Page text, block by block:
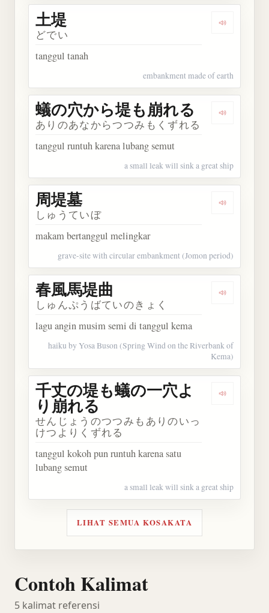
Dengarkan
土堤
どでい
tanggul tanah
embankment made of earth
Dengarkan
蟻の穴から堤も崩れる
ありのあなからつつみもくずれる
tanggul runtuh karena lubang semut
a small leak will sink a great ship
Dengarkan
周堤墓
しゅうていぼ
makam bertanggul melingkar
grave-site with circular embankment (Jomon period)
Dengarkan
春風馬堤曲
しゅんぷうばていのきょく
lagu angin musim semi di tanggul kema
haiku by Yosa Buson (Spring Wind on the Riverbank of
Kema)
千丈の堤も蟻の一穴よ
り崩れる
せんじょうのつつみもありのいっ
けつよりくずれる
tanggul kokoh pun runtuh karena satu
lubang semut
a small leak will sink a great ship
LIHAT SEMUA KOSAKATA
Contoh Kalimat
5 kalimat referensi